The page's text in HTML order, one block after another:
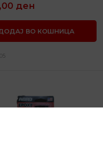
ден
ВО КОШНИЦА